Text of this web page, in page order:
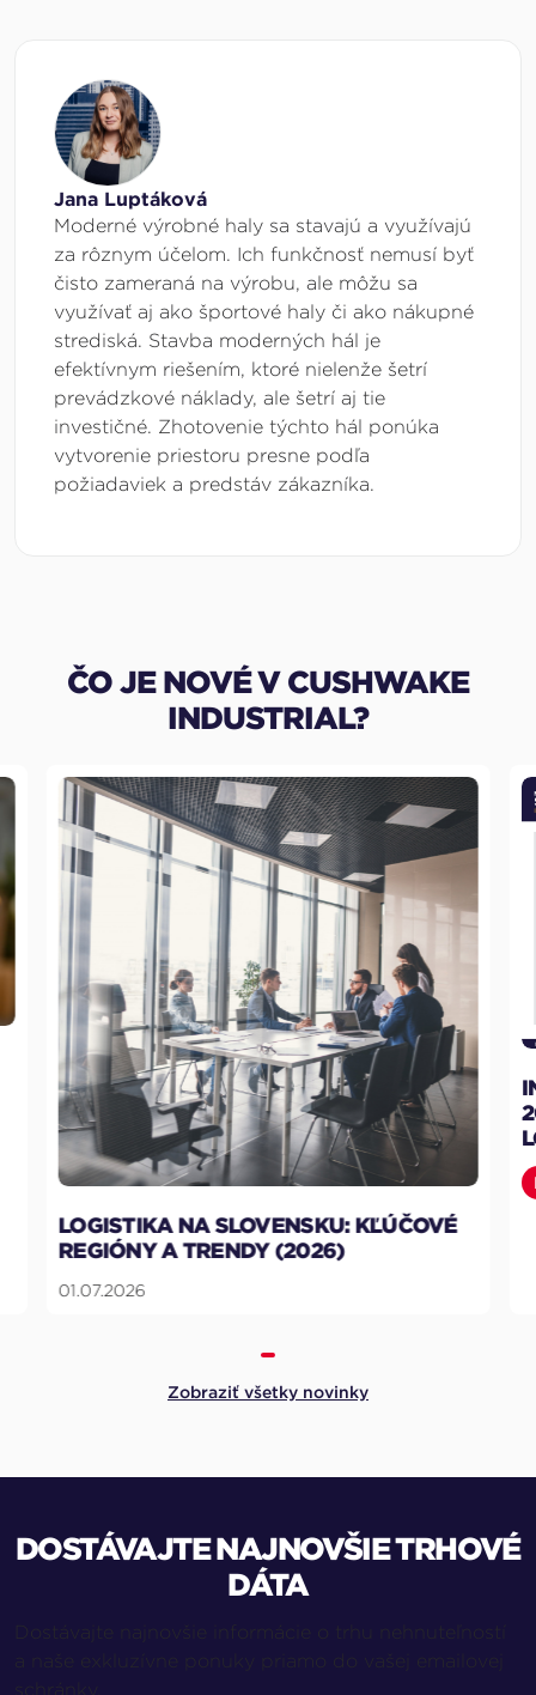
Jana Luptáková
Moderné výrobné haly sa stavajú a využívajú
za rôznym účelom. Ich funkčnosť nemusí byť
čisto zameraná na výrobu, ale môžu sa
využívať aj ako športové haly či ako nákupné
strediská. Stavba moderných hál je
efektívnym riešením, ktoré nielenže šetrí
prevádzkové náklady, ale šetrí aj tie
investičné. Zhotovenie týchto hál ponúka
vytvorenie priestoru presne podľa
požiadaviek a predstáv zákazníka.
ČO JE NOVÉ V CUSHWAKE
INDUSTRIAL?
01.07.2026
LOGISTIKA NA SLOVENSKU: KĽÚČOVÉ
REGIÓNY A TRENDY (2026)
Zobraziť všetky novinky
DOSTÁVAJTE NAJNOVŠIE TRHOVÉ
DÁTA